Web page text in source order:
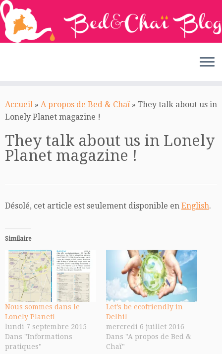
au
contenu
Accueil » A propos de Bed & Chaï » They talk about us in
Lonely Planet magazine !
They talk about us in Lonely
Planet magazine !
Désolé, cet article est seulement disponible en English.
Similaire
Nous sommes dans le
Lonely Planet!
lundi 7 septembre 2015
Dans "Informations
pratiques"
Let’s be ecofriendly in
Delhi!
mercredi 6 juillet 2016
Dans "A propos de Bed &
Chaï"